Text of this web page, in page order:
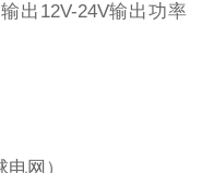
出12V-24V输出功率
网）